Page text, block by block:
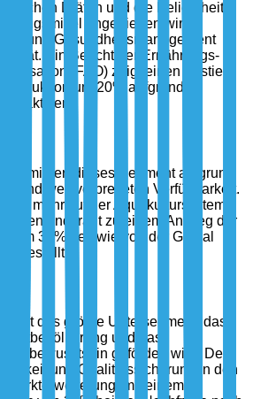
Diäten und die Beliebtheit
angetrieben wird.
und Gesundheitsmanagement
Ein Bericht der Ernährungs-
(FAO) zeigt einen Anstieg
um 20% aufgrund
dominiert dieses Segment aufgrund
und weit verbreiteten Verfügbarkeit.
mehrstufiger Aquakultursysteme
und trägt zu einem Anstieg der
um 30% bei, wie von der Global
ist das größte Untersegment, das
und das
gefördert wird. Der
und Qualitätssicherung in den
Markterweiterung, mit einem